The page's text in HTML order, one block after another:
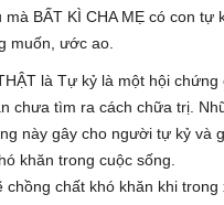
mà BẤT KÌ CHA MẸ có con tự
muốn, ước ao.
là Tự kỷ là một hội chứng
chưa tìm ra cách chữa trị.
này gây cho người tự kỷ và
khăn trong cuộc sống.
chồng chất khó khăn khi trong